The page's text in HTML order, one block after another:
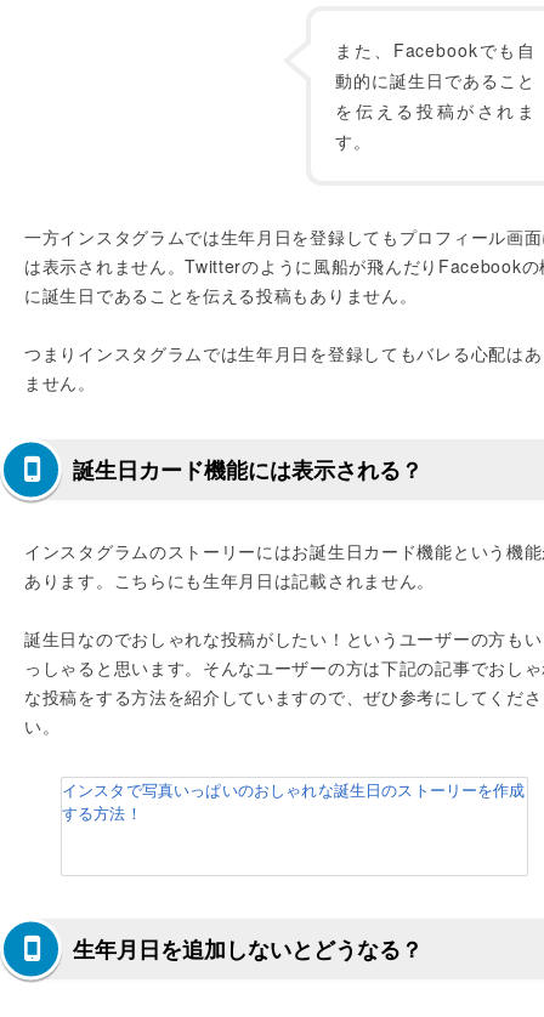
また、Facebookでも自
動的に誕生日であること
を伝える投稿がされま
す。
一方インスタグラムでは生年月日を登録してもプロフィール画
は表示されません。Twitterのように風船が飛んだりFacebookの
に誕生日であることを伝える投稿もありません。
つまりインスタグラムでは生年月日を登録してもバレる心配は
ません。
誕生日カード機能には表示される？
インスタグラムのストーリーにはお誕生日カード機能という機
あります。こちらにも生年月日は記載されません。
誕生日なのでおしゃれな投稿がしたい！というユーザーの方も
っしゃると思います。そんなユーザーの方は下記の記事でおし
な投稿をする方法を紹介していますので、ぜひ参考にしてくださ
い。
インスタで写真いっぱいのおしゃれな誕生日のストーリーを作成
する方法！
生年月日を追加しないとどうなる？